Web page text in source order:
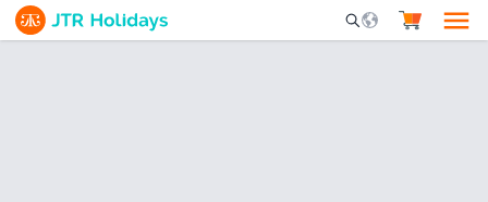
Mobile Search